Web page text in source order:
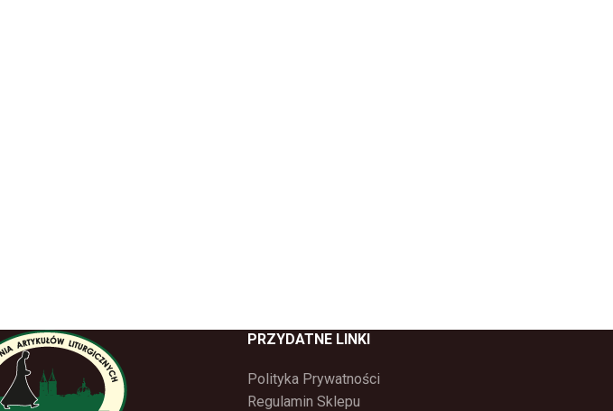
PRZYDATNE LINKI
Polityka Prywatności
Regulamin Sklepu